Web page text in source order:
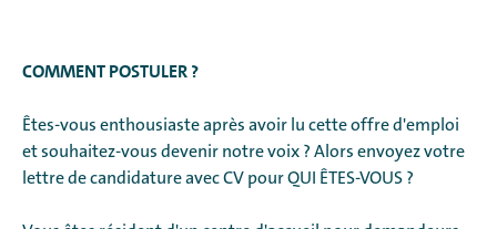
COMMENT POSTULER ?
Êtes-vous enthousiaste après avoir lu cette offre d'emploi
et souhaitez-vous devenir notre voix ? Alors envoyez votre
lettre de candidature avec CV pour QUI ÊTES-VOUS ?